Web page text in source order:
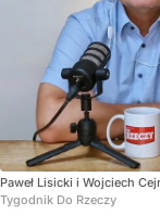
Paweł Lisicki i Wojciech
Tygodnik Do Rzeczy